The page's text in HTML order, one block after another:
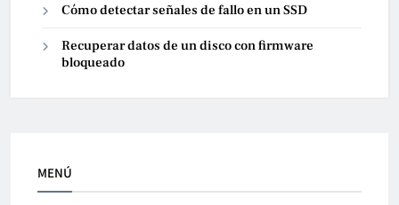
Cómo detectar señales de fallo en un SSD
Recuperar datos de un disco con firmware
bloqueado
MENÚ